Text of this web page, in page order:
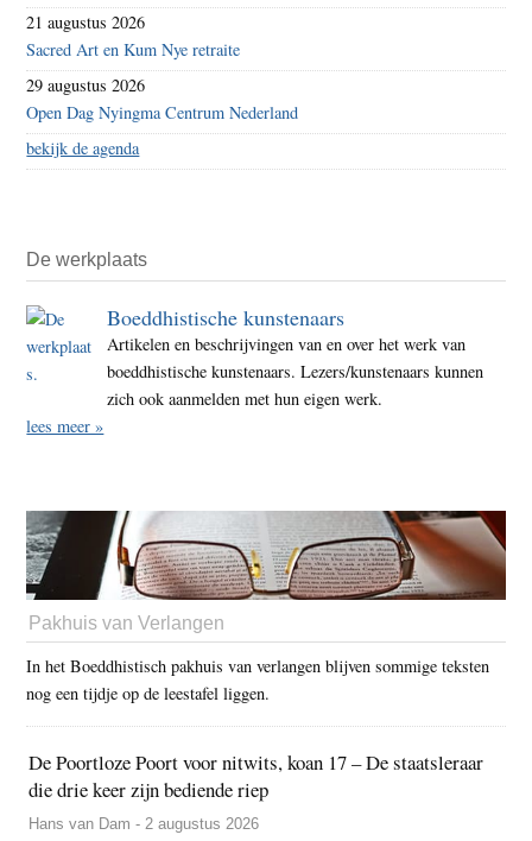
21 augustus 2026
Sacred Art en Kum Nye retraite
29 augustus 2026
Open Dag Nyingma Centrum Nederland
bekijk de agenda
De werkplaats
Boeddhistische kunstenaars
Artikelen en beschrijvingen van en over het werk van
boeddhistische kunstenaars. Lezers/kunstenaars kunnen
zich ook aanmelden met hun eigen werk.
lees meer »
Pakhuis van Verlangen
In het Boeddhistisch pakhuis van verlangen blijven sommige teksten
nog een tijdje op de leestafel liggen.
De Poortloze Poort voor nitwits, koan 17 – De staatsleraar
die drie keer zijn bediende riep
Hans van Dam - 2 augustus 2026